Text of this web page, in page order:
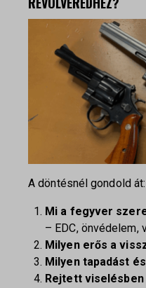
A döntésnél gondold át:
Mi a fegyver
– EDC, önvédelem,
Milyen erős a
Milyen tapadást
Rejtett